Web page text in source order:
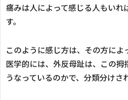
痛みは人によって感じる人もいれ
す。
このように感じ方は、その方によ
医学的には、外反母趾は、この
うなっているのかで、分類分けさ